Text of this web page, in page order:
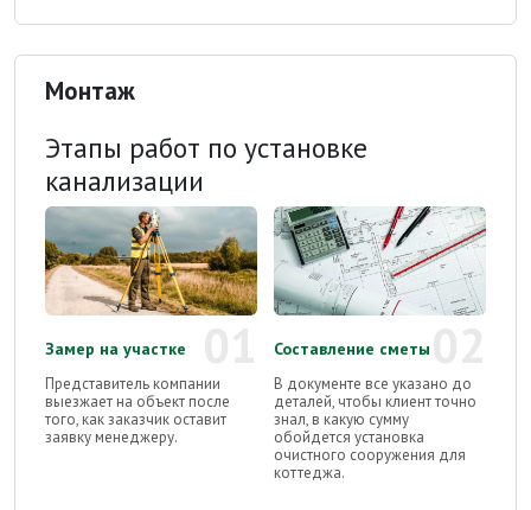
Монтаж
Этапы работ по установке
канализации
Замер на участке
Представитель компании
выезжает на объект после
того, как заказчик оставит
заявку менеджеру.
Составление сметы
В документе все указано до
деталей, чтобы клиент точно
знал, в какую сумму
обойдется установка
очистного сооружения для
коттеджа.